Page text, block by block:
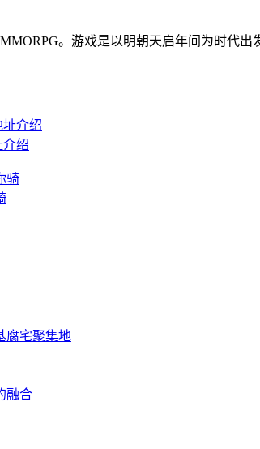
。游戏是以明朝天启年间为时代
介绍
腐宅聚集地
融合